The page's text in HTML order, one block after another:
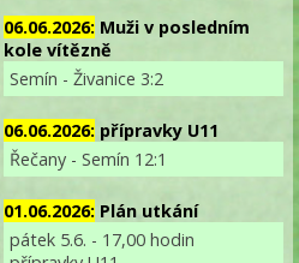
06.06.2026: Muži v posledním
kole vítězně
Semín - Živanice 3:2
06.06.2026: přípravky U11
Řečany - Semín 12:1
01.06.2026: Plán utkání
pátek 5.6. - 17,00 hodin